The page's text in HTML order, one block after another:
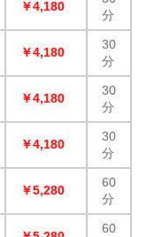
￥4,180
分
￥4,180
30
分
￥4,180
30
分
￥4,180
30
分
￥5,280
60
分
60